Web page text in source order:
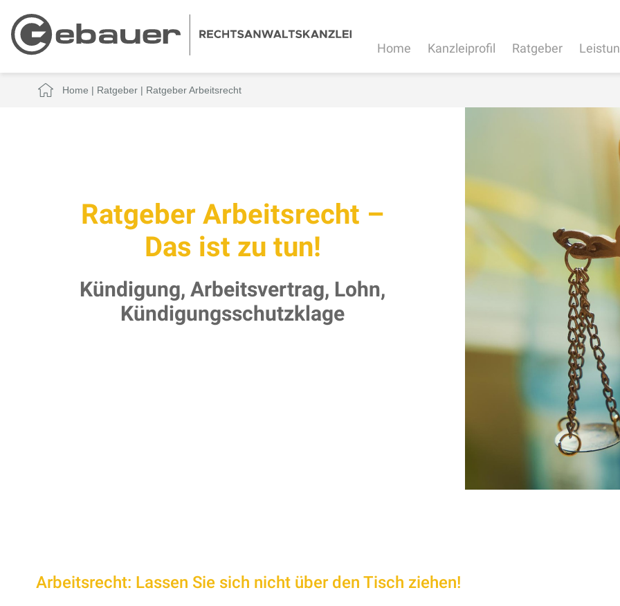
Home Kanzleiprofil Ratgeber
Home | Ratgeber| Ratgeber Arbeitsrecht
Ratgeber Arbeitsrecht –
Das ist zu tun!
Kündigung, Arbeitsvertrag, Lohn,
Kündigungsschutzklage
Arbeitsrecht: Lassen Sie sich nicht über den Tisch ziehen!